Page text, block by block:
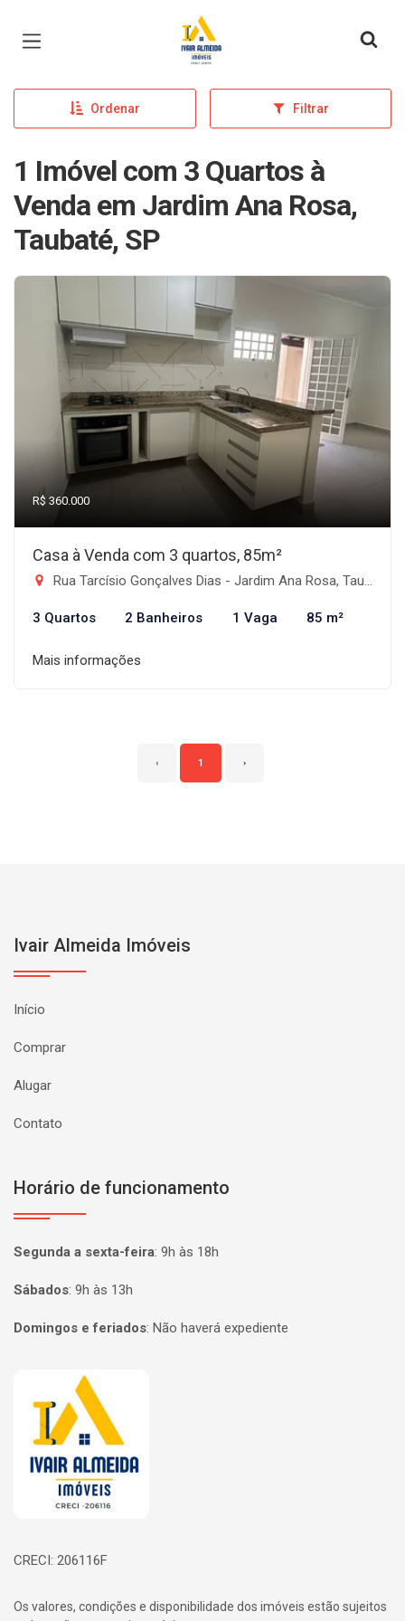
Página inicial
Ordenar Filtrar
1 Imóvel com 3 Quartos à
Venda em Jardim Ana Rosa,
Taubaté, SP
R$ 360.000
Casa à Venda com 3 quartos, 85m²
Rua Tarcísio Gonçalves Dias - Jardim Ana Rosa, Taubaté-SP
3 Quartos 2 Banheiros 1 Vaga 85 m²
Mais informações
‹ 1 ›
Ivair Almeida Imóveis
Início
Comprar
Alugar
Contato
Horário de funcionamento
Segunda a sexta-feira: 9h às 18h
Sábados: 9h às 13h
Domingos e feriados: Não haverá expediente
Página inicial
CRECI: 206116F
Os valores, condições e disponibilidade dos imóveis estão sujeitos